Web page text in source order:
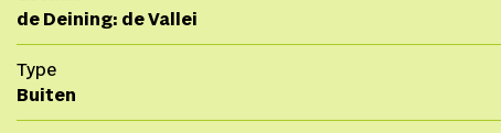
de Deining: de Vallei
Type
Buiten